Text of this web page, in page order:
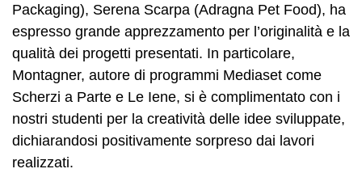
Packaging), Serena Scarpa (Adragna Pet Food), ha
espresso grande apprezzamento per l’originalità e la
qualità dei progetti presentati. In particolare,
Montagner, autore di programmi Mediaset come
Scherzi a Parte e Le Iene, si è complimentato con i
nostri studenti per la creatività delle idee sviluppate,
dichiarandosi positivamente sorpreso dai lavori
realizzati.